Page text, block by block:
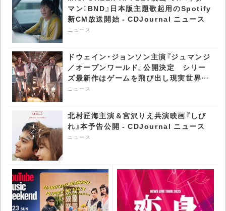
PUSH
CDJournal ニュース
マン：BND』日本版主題歌起用のSpotify
新CM放送開始 - CDJournal ニュース
ニュース
ドウェイン・ジョンソン主演『ジュマンジ
／オープンワールド』公開決定 シリー
ズ最新作はゲームを飛び出し現実世界へ
- CDJournal ニュース
ニュース
北村匠海主演＆宮沢りえ共演映画『しび
れ』本予告公開 - CDJournal ニュース
ニュース